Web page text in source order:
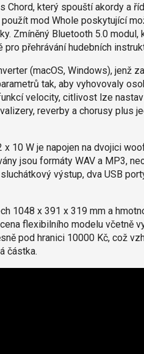
Chord, který spouští akordy a
mod Whole poskytující
Zmíněný Bluetooth 5.0 modul,
přehrávání hudebních
(macOS, Windows), jenž
tak, aby vyhovovaly
velocity, citlivost lze
reverby a chorusy plus
10 W je napojen na dvojici
jsou formáty WAV a MP3,
výstup, dva USB
1048 x 391 x 319 mm a
flexibilního modelu včetně
pod hranici 10000 Kč, což
částka.